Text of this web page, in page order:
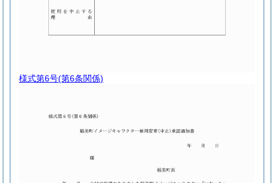
様式第6号(第6条関係)